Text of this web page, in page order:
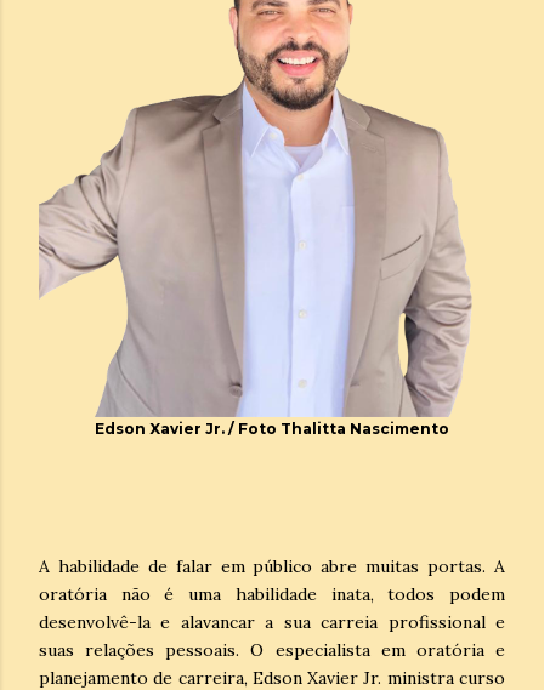
Edson Xavier Jr. / Foto Thalitta Nascimento
A habilidade de falar em público abre muitas portas. A
oratória não é uma habilidade inata, todos podem
desenvolvê-la e alavancar a sua carreia profissional e
suas relações pessoais. O especialista em oratória e
planejamento de carreira, Edson Xavier Jr. ministra curso